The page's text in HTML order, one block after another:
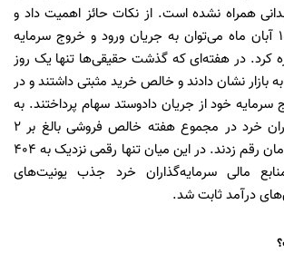
همراه نشده است. از نکات حائز اهمیت داد و
ستدهای منتهی به ۱۰ آبان ماه می‌توان به جریان ورود و خروج سرمایه
کرد. در هفته‌ای که گذشت حقیقی‌ها تنها یک روز
بازار نشان دادند و خالص خرید مثبتی داشتند و در
سرمایه خود از جریان دادوستد سهام پرداختند. به
طوری که سرمایه‌گذاران خرد در مجموع هفته خالص فروشی بالغ بر ۲
هزار و ۵۰۰ میلیارد تومان رقم زدند. در این میان تنها رقمی نزدیک به ۴۰۴
مالی سرمایه‌گذاران خرد جذب یونیت‌های
درآمد ثابت شد.